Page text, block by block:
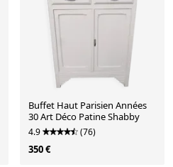
Buffet Haut Parisien Années
30 Art Déco Patine Shabby
4.9 (76)
350 €